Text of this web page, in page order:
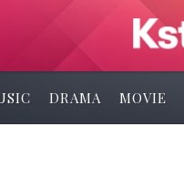
DRAMA MOVIE